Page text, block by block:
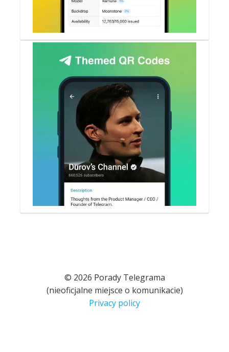
© 2026 Porady Telegrama
(nieoficjalne miejsce o komunikacie)
Privacy policy